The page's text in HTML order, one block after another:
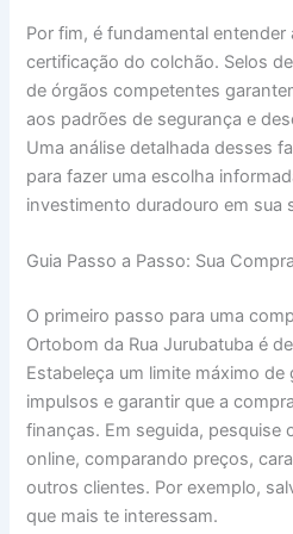
Por fim, é fundamental entender
certificação do colchão. Selos
de órgãos competentes
aos padrões de segurança e
Uma análise detalhada desses
para fazer uma escolha
investimento duradouro em sua
Guia Passo a Passo: Sua
O primeiro passo para uma
Ortobom da Rua Jurubatuba é
Estabeleça um limite máximo
impulsos e garantir que a
finanças. Em seguida, pesquise
online, comparando preços,
outros clientes. Por exemplo,
que mais te interessam.